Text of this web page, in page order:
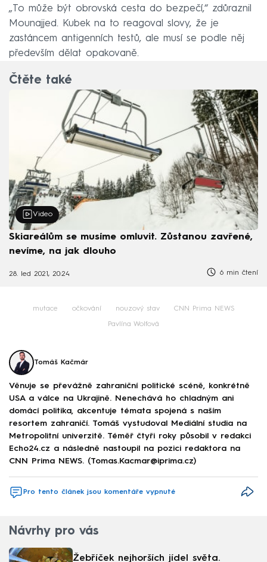
„To může být obrovská cesta do bezpečí,“ zdůraznil
Mounajjed. Kubek na to reagoval slovy, že je
zastáncem antigenních testů, ale musí se podle něj
především dělat opakovaně.
Čtěte také
Video
Skiareálům se musíme omluvit. Zůstanou zavřené,
nevíme, na jak dlouho
28. led 2021, 20:24 6 min čtení
mutace očkování nouzový stav CNN Prima NEWS
Pavlína Wolfová
Tomáš Kačmár
Věnuje se převážně zahraniční politické scéně, konkrétně
USA a válce na Ukrajině. Nenechává ho chladným ani
domácí politika, akcentuje témata spojená s naším
resortem zahraničí. Tomáš vystudoval Mediální studia na
Metropolitní univerzitě. Téměř čtyři roky působil v redakci
Echo24.cz a následně nastoupil na pozici redaktora na
CNN Prima NEWS. (Tomas.Kacmar@iprima.cz)
Pro tento článek jsou komentáře vypnuté
Návrhy pro vás
Žebříček nejhorších jídel světa.